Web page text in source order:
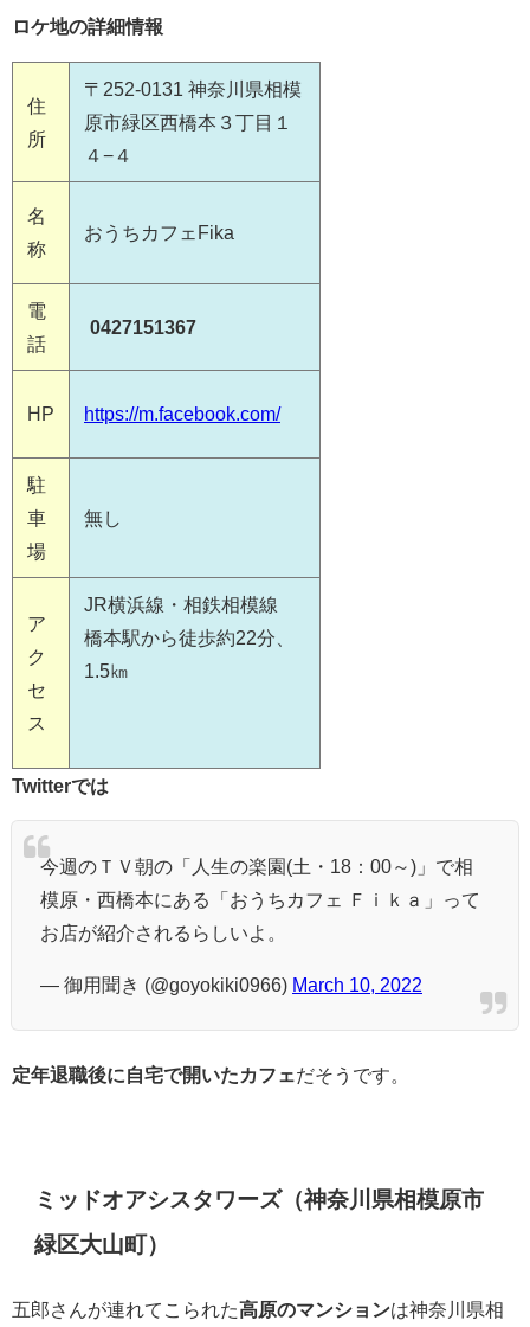
ロケ地の詳細情報
住
所
〒252-0131 神奈川県相模
原市緑区西橋本３丁目１
４−４
名
称
おうちカフェFika
電
話
0427151367
HP https://m.facebook.com/
駐
車
場
無し
ア
ク
セ
ス
JR横浜線・相鉄相模線
橋本駅から徒歩約22分、
1.5㎞
Twitterでは
今週のＴＶ朝の「人生の楽園(土・18：00～)」で相
模原・西橋本にある「おうちカフェ Ｆｉｋａ」って
お店が紹介されるらしいよ。
— 御用聞き (@goyokiki0966) March 10, 2022
定年退職後に自宅で開いたカフェだそうです。
ミッドオアシスタワーズ（神奈川県相模原市
緑区大山町）
五郎さんが連れてこられた高原のマンションは神奈川県相